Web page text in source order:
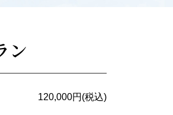
ン
120,000円(税込)